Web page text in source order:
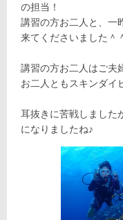
の担当！
講習の方お二人と、一
来てくださいました＾
講習の方お二人はご夫
お二人ともスキンダイ
耳抜きに苦戦しました
になりましたね♪